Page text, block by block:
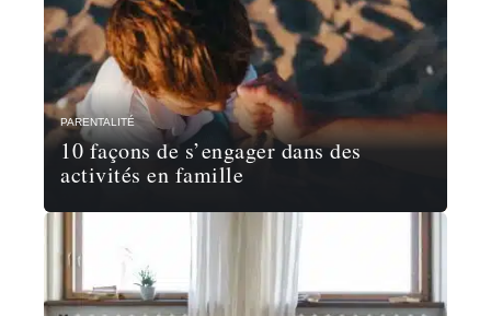
PARENTALITÉ
10 façons de s’engager dans des
activités en famille